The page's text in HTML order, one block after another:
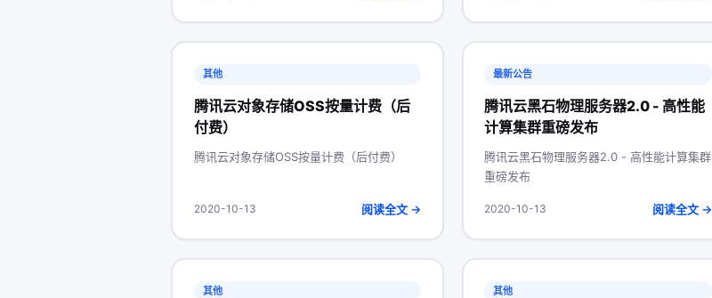
其他
腾讯云对象存储OSS按量计费（后
付费）
腾讯云对象存储OSS按量计费（后付费）
2020-10-13 阅读全文 →
最新公告
腾讯云黑石物理服务器2.0 - 高性能
计算集群重磅发布
腾讯云黑石物理服务器2.0 - 高性能计算集群
重磅发布
2020-10-13 阅读全文 →
其他 其他